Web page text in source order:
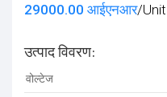
29000.00 आईएनआर/Unit
उत्पाद विवरण:
वोल्टेज